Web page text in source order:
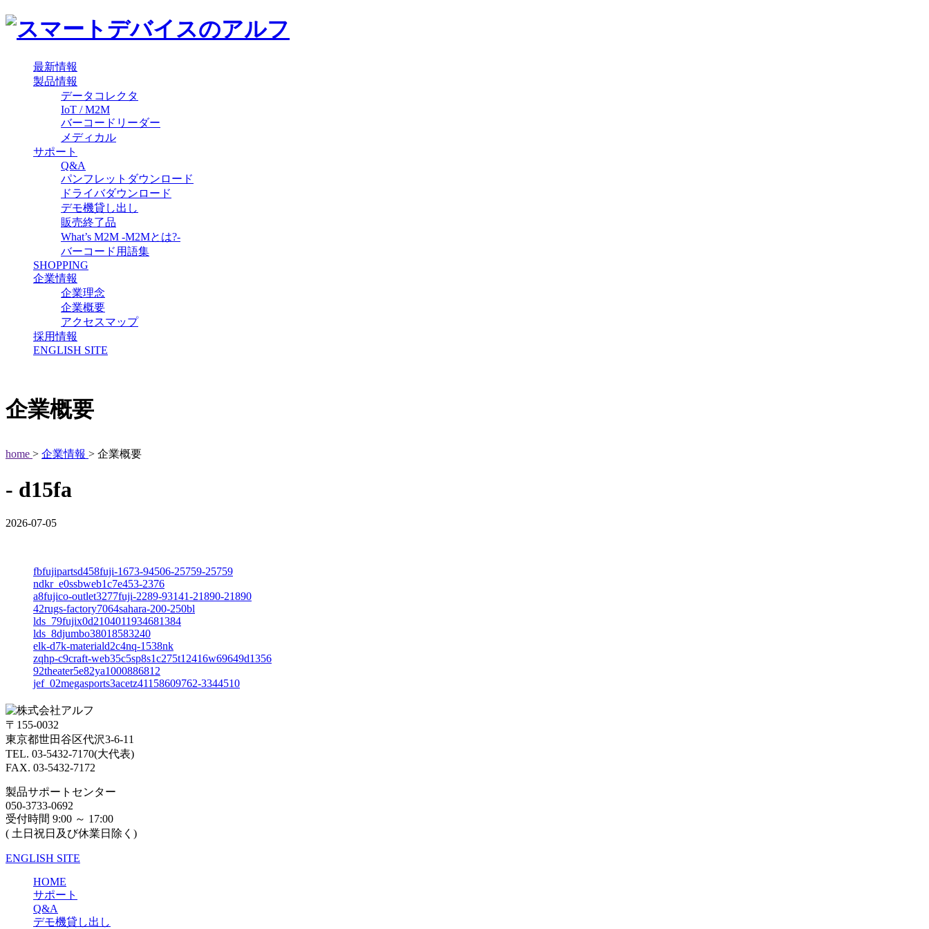
最新情報
製品情報
データコレクタ
IoT / M2M
バーコードリーダー
メディカル
サポート
Q&A
パンフレットダウンロード
ドライバダウンロード
デモ機貸し出し
販売終了品
What’s M2M -M2Mとは?-
バーコード用語集
SHOPPING
企業情報
企業理念
企業概要
アクセスマップ
採用情報
ENGLISH SITE
企業概要
home > 企業情報 > 企業概要
- d15fa
2026-07-05
fbfujipartsd458fuji-1673-94506-25759-25759
ndkr_e0ssbweb1c7e453-2376
a8fujico-outlet3277fuji-2289-93141-21890-21890
42rugs-factory7064sahara-200-250bl
lds_79fujix0d2104011934681384
lds_8djumbo38018583240
elk-d7k-materiald2c4nq-1538nk
zqhp-c9craft-web35c5sp8s1c275t12416w69649d1356
92theater5e82ya1000886812
jef_02megasports3acetz41158609762-3344510
〒155-0032
東京都世田谷区代沢3-6-11
TEL. 03-5432-7170(大代表)
FAX. 03-5432-7172
製品サポートセンター
050-3733-0692
受付時間 9:00 ～ 17:00
( 土日祝日及び休業日除く)
ENGLISH SITE
HOME
サポート
Q&A
デモ機貸し出し